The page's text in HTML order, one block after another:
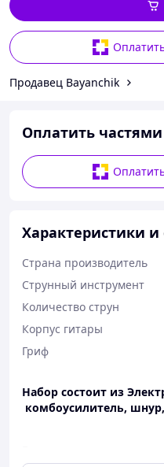
Продавец Bayanchik
Оплатить частями
Характеристики
Страна производитель
Струнный инструмент
Количество струн
Корпус гитары
Гриф
Набор состоит из
комбоусилитель,